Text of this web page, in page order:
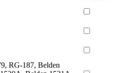
RG-187, Belden